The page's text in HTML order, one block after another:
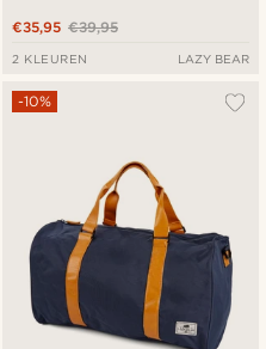
€39,95
€35,95
2 KLEUREN LAZY BEAR
-10%